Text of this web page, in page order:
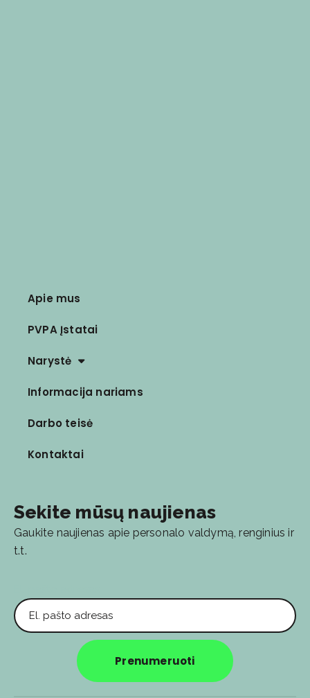
Apie mus
PVPA Įstatai
Narystė
Informacija nariams
Darbo teisė
Kontaktai
Sekite mūsų naujienas
Gaukite naujienas apie personalo valdymą, renginius ir
t.t.
Prenumeruoti